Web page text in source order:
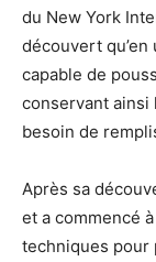
du New York
découvert qu’en
capable de
conservant ainsi
besoin de
Après sa
et a commencé
techniques pour